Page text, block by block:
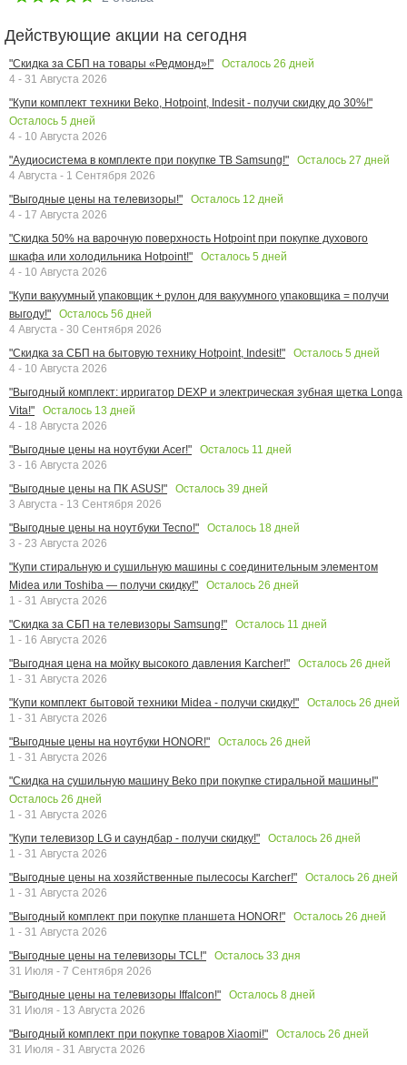
Действующие акции на сегодня
"Скидка за СБП на товары «Редмонд»!" Осталось 26 дней
4 - 31 Августа 2026
"Купи комплект техники Beko, Hotpoint, Indesit - получи скидку до 30%!"
Осталось 5 дней
4 - 10 Августа 2026
"Аудиосистема в комплекте при покупке ТВ Samsung!"
Осталось 27 дней
4 Августа - 1 Сентября 2026
"Выгодные цены на телевизоры!"
Осталось 12 дней
4 - 17 Августа 2026
"Скидка 50% на варочную поверхность Hotpoint при покупке духового
шкафа или холодильника Hotpoint!"
Осталось 5 дней
4 - 10 Августа 2026
"Купи вакуумный упаковщик + рулон для вакуумного упаковщика = получи
выгоду!"
Осталось 56 дней
4 Августа - 30 Сентября 2026
"Скидка за СБП на бытовую технику Hotpoint, Indesit!"
Осталось 5 дней
4 - 10 Августа 2026
"Выгодный комплект: ирригатор DEXP и электрическая зубная щетка Longa
Vita!"
Осталось 13 дней
4 - 18 Августа 2026
"Выгодные цены на ноутбуки Acer!"
Осталось 11 дней
3 - 16 Августа 2026
"Выгодные цены на ПК ASUS!"
Осталось 39 дней
3 Августа - 13 Сентября 2026
"Выгодные цены на ноутбуки Tecno!"
Осталось 18 дней
3 - 23 Августа 2026
"Купи стиральную и сушильную машины с соединительным элементом
Midea или Toshiba — получи скидку!"
Осталось 26 дней
1 - 31 Августа 2026
"Скидка за СБП на телевизоры Samsung!"
Осталось 11 дней
1 - 16 Августа 2026
"Выгодная цена на мойку высокого давления Karcher!"
Осталось 26 дней
1 - 31 Августа 2026
"Купи комплект бытовой техники Midea - получи скидку!"
Осталось 26 дней
1 - 31 Августа 2026
"Выгодные цены на ноутбуки HONOR!"
Осталось 26 дней
1 - 31 Августа 2026
"Скидка на сушильную машину Beko при покупке стиральной машины!"
Осталось 26 дней
1 - 31 Августа 2026
"Купи телевизор LG и саундбар - получи скидку!"
Осталось 26 дней
1 - 31 Августа 2026
"Выгодные цены на хозяйственные пылесосы Karcher!"
Осталось 26 дней
1 - 31 Августа 2026
"Выгодный комплект при покупке планшета HONOR!"
Осталось 26 дней
1 - 31 Августа 2026
"Выгодные цены на телевизоры TCL!"
Осталось 33 дня
31 Июля - 7 Сентября 2026
"Выгодные цены на телевизоры Iffalcon!"
Осталось 8 дней
31 Июля - 13 Августа 2026
"Выгодный комплект при покупке товаров Xiaomi!"
Осталось 26 дней
31 Июля - 31 Августа 2026